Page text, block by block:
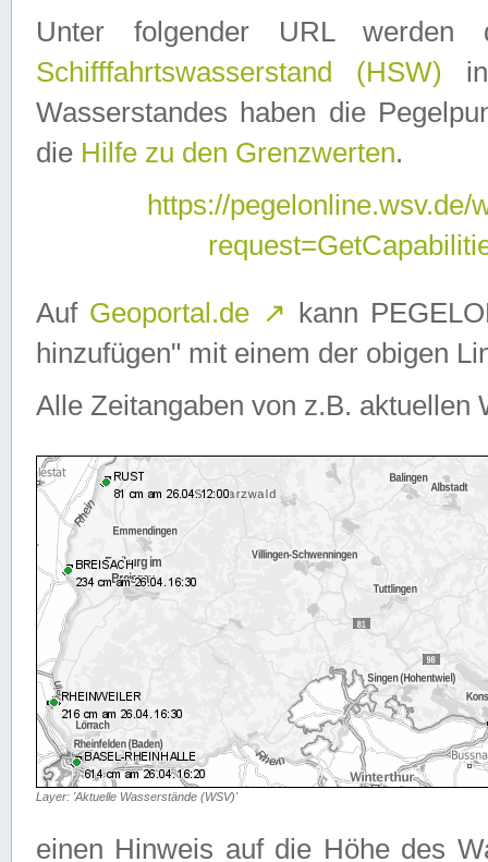
Unter folgender URL
Schifffahrtswasserstand (HSW)
Wasserstandes haben die
die Hilfe zu den Grenzwerten.
https://
Auf Geoportal.de ↗ kann
hinzufügen" mit einem der obigen
Alle Zeitangaben von z.B. aktuellen
Layer: 'Aktuelle Wasserstände (WSV)'
einen Hinweis auf die Höhe des